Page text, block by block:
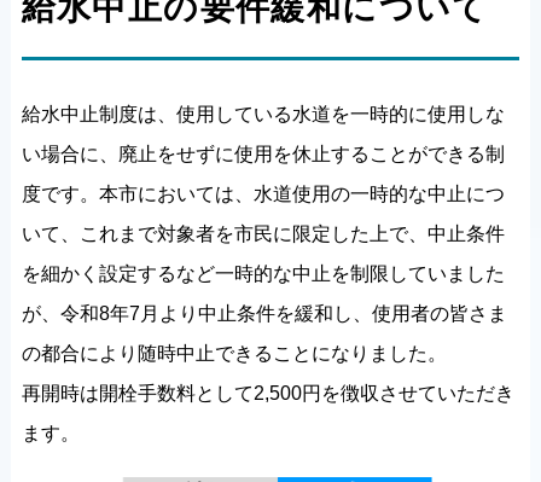
給水中止の要件緩和について
給水中止制度は、使用している水道を一時的に使用しな
い場合に、廃止をせずに使用を休止することができる制
度です。本市においては、水道使用の一時的な中止につ
いて、これまで対象者を市民に限定した上で、中止条件
を細かく設定するなど一時的な中止を制限していました
が、令和8年7月より中止条件を緩和し、使用者の皆さま
の都合により随時中止できることになりました。
再開時は開栓手数料として2,500円を徴収させていただき
ます。